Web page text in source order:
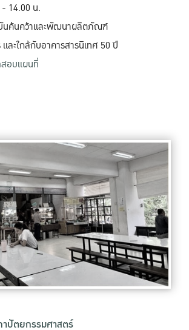
14.00 น.
นค้นคว้าและพัฒนาผลิตภัณฑ์
และใกล้กับอาคารสารนิเทศ 50 ปี
สอบแผนที่
าปัตยกรรมศาสตร์